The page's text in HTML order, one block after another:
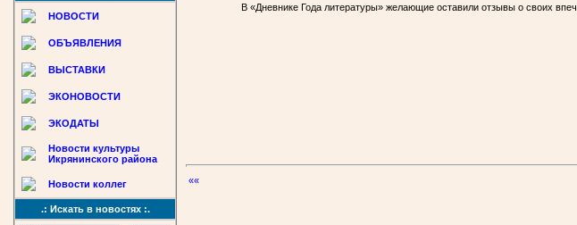
НОВОСТИ
ОБЪЯВЛЕНИЯ
ВЫСТАВКИ
ЭКОНОВОСТИ
ЭКОДАТЫ
Новости культуры
Икрянинского района
Новости коллег
.: Искать в новостях :.
В «Дневнике Года литературы» желающие оставили отзывы о своих
««